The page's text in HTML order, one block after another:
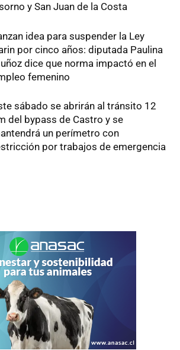
y San Juan de la Costa
idea para suspender la Ley
por cinco años: diputada Paulina
dice que norma impactó en el
femenino
sábado se abrirán al tránsito 12
del bypass de Castro y se
un perímetro con
por trabajos de emergencia